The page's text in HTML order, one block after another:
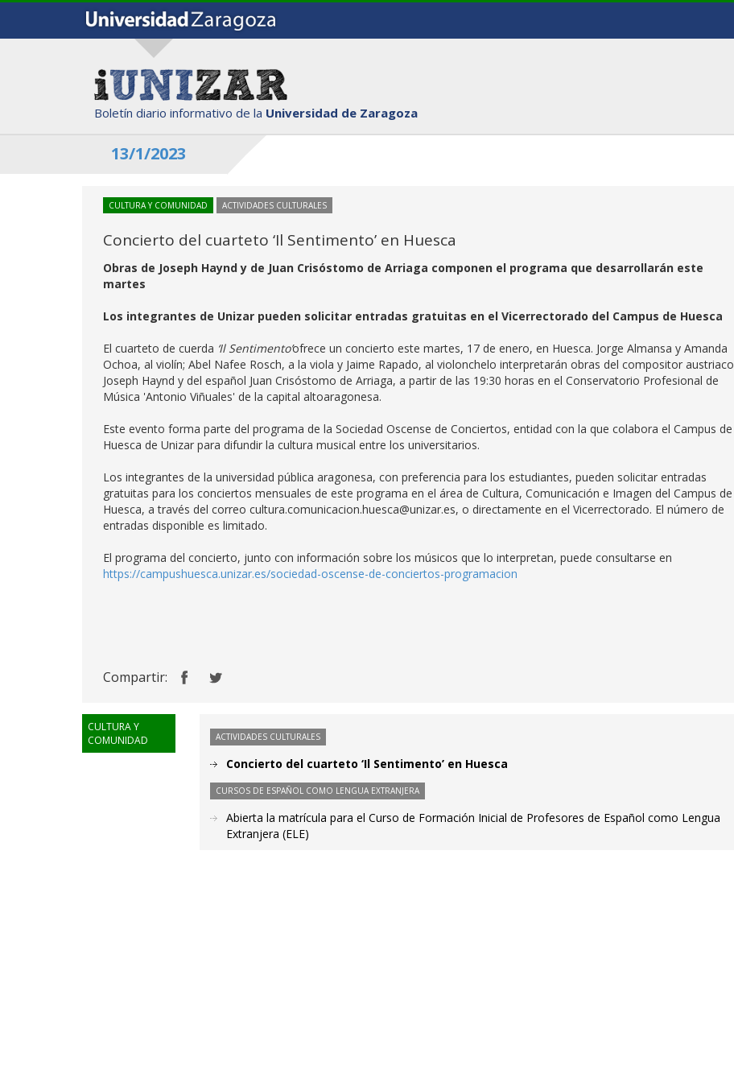
Boletín diario informativo de la Universidad de Zaragoza
13/1/2023
CULTURA Y COMUNIDAD ACTIVIDADES CULTURALES
Concierto del cuarteto ‘Il Sentimento’ en Huesca
Obras de Joseph Haynd y de Juan Crisóstomo de Arriaga componen el programa que desarrollarán este
martes
Los integrantes de Unizar pueden solicitar entradas gratuitas en el Vicerrectorado del Campus de Huesca
El cuarteto de cuerda ‘Il Sentimento’ofrece un concierto este martes, 17 de enero, en Huesca. Jorge Almansa y Amanda
Ochoa, al violín; Abel Nafee Rosch, a la viola y Jaime Rapado, al violonchelo interpretarán obras del compositor austriaco
Joseph Haynd y del español Juan Crisóstomo de Arriaga, a partir de las 19:30 horas en el Conservatorio Profesional de
Música 'Antonio Viñuales' de la capital altoaragonesa.
Este evento forma parte del programa de la Sociedad Oscense de Conciertos, entidad con la que colabora el Campus de
Huesca de Unizar para difundir la cultura musical entre los universitarios.
Los integrantes de la universidad pública aragonesa, con preferencia para los estudiantes, pueden solicitar entradas
gratuitas para los conciertos mensuales de este programa en el área de Cultura, Comunicación e Imagen del Campus de
Huesca, a través del correo cultura.comunicacion.huesca@unizar.es, o directamente en el Vicerrectorado. El número de
entradas disponible es limitado.
El programa del concierto, junto con información sobre los músicos que lo interpretan, puede consultarse en
https://campushuesca.unizar.es/sociedad-oscense-de-conciertos-programacion
Compartir:
CULTURA Y
COMUNIDAD
ACTIVIDADES CULTURALES
Concierto del cuarteto ‘Il Sentimento’ en Huesca
CURSOS DE ESPAÑOL COMO LENGUA EXTRANJERA
Abierta la matrícula para el Curso de Formación Inicial de Profesores de Español como Lengua
Extranjera (ELE)